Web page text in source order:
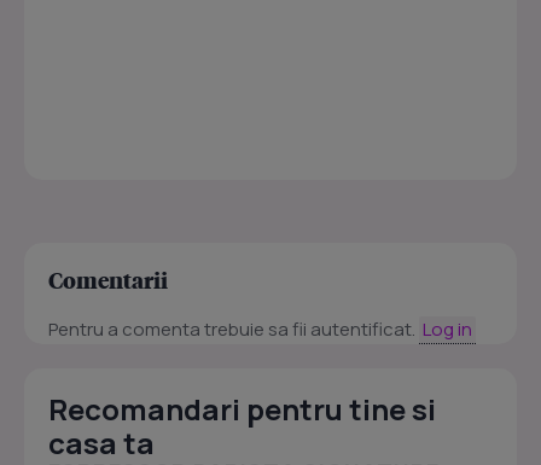
Comentarii
Pentru a comenta trebuie sa fii autentificat. Log in
Recomandari pentru tine si
casa ta